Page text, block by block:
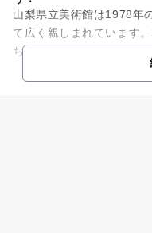
山梨県立美術館は1978年
て広く親しまれています
ちろんのこと、緑あふれ
親子でのんびりリフレッ...